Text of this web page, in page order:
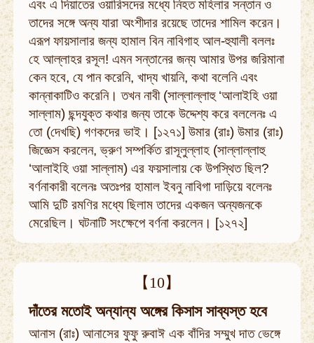
এবং এ দিয়াতের ওয়ারিসদের মধ্যে নিহত মহিলার সন্তান ও
তাদের সঙ্গে অন্য যারা অংশীদার রয়েছে তাদের শামিল করেন।
এরূপ ফায়সালার জন্য হামাল বিন নাবিগাহ আল-হুযালী বললঃ
হে আল্লাহর রসূল! এমন সন্তানের জন্য আমার উপর জরিমানা
কেন হবে, যে পান করেনি, খাদ্য খায়নি, কথা বলেনি এবং
কান্নাকাটিও করেনি। তখন নাবী (সাল্লাল্লাহু ‘আলাইহি ওয়া
সাল্লাম) ছন্দযুক্ত কথার জন্য তাকে উদ্দেশ্য করে বললেনঃ এ
তো (দেখছি) গণকদের ভাই। [১২৭১] উমার (রাঃ) উমার (রাঃ)
জিজ্ঞেস করলেন, ভ্রুণ সম্পর্কিত রাসূলুল্লাহ (সাল্লাল্লাহু
‘আলাইহি ওয়া সাল্লাম) এর ফয়সালায় কে উপস্থিত ছিল?
বর্ণনাকারী বলেনঃ অতঃপর হামাল ইবনু নাবিগা দাড়িয়ে বলেনঃ
আমি দুটি রমণির মধ্যে ছিলাম তাদের একজন অন্যজনকে
মেরেছিল। ঘটনাটি সংক্ষেপে বর্ণনা করলেন। [১২৭২]
【10】
দাঁতের মতোই অন্যান্য অঙ্গের কিসাস সাব্যস্ত হবে
আনাস (রাঃ) আনাসের ফুফু রুবাঈ এক বাঁদির সম্মুখ দাত ভেঙ্গে